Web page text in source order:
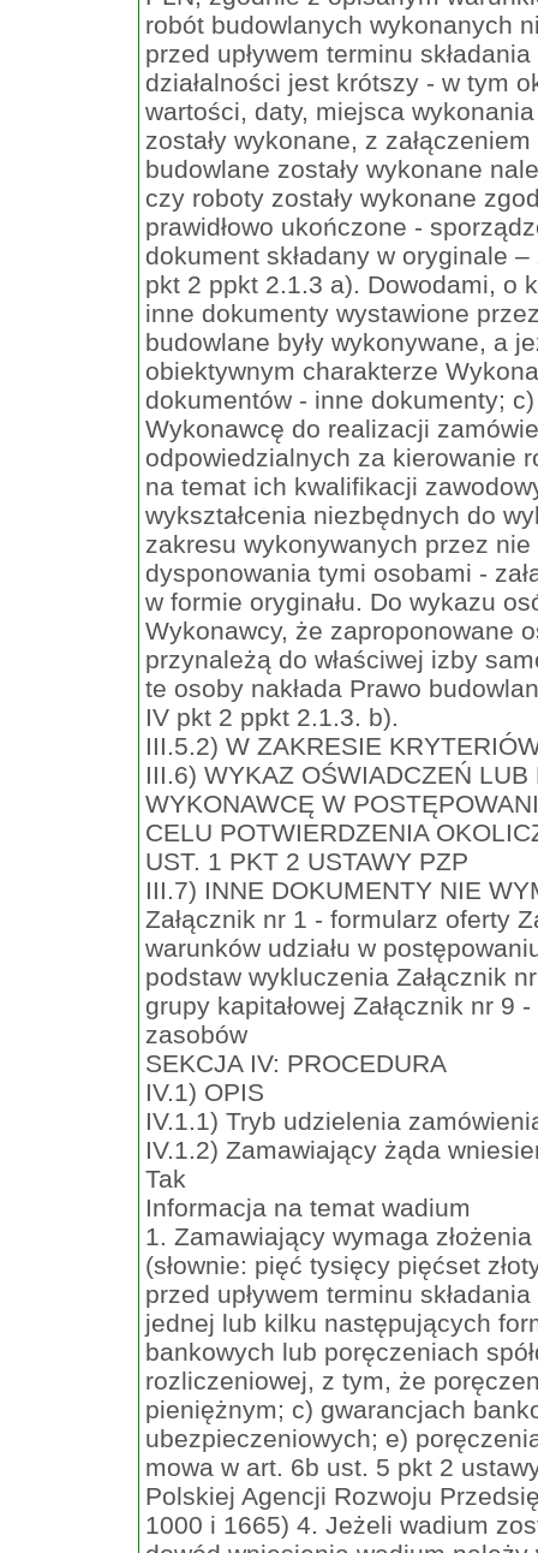
robót budowlanych wykonanych
przed upływem terminu
działalności jest krótszy - w tym
wartości, daty, miejsca
zostały wykonane, z
budowlane zostały wykonane
czy roboty zostały wykonane
prawidłowo ukończone -
dokument składany w oryginale
pkt 2 ppkt 2.1.3 a). Dowodami, o
inne dokumenty wystawione
budowlane były wykonywane, a
obiektywnym charakterze
dokumentów - inne dokumenty;
Wykonawcę do realizacji
odpowiedzialnych za kierowanie
na temat ich kwalifikacji
wykształcenia niezbędnych do
zakresu wykonywanych przez
dysponowania tymi osobami -
w formie oryginału. Do wykazu
Wykonawcy, że zaproponowane
przynależą do właściwej izby
te osoby nakłada Prawo
IV pkt 2 ppkt 2.1.3. b).
III.5.2) W ZAKRESIE
III.6) WYKAZ OŚWIADCZEŃ
WYKONAWCĘ W
CELU POTWIERDZENIA
UST. 1 PKT 2 USTAWY PZP
III.7) INNE DOKUMENTY NIE
Załącznik nr 1 - formularz oferty
warunków udziału w
podstaw wykluczenia Załącznik
grupy kapitałowej Załącznik nr
zasobów
SEKCJA IV: PROCEDURA
IV.1) OPIS
IV.1.1) Tryb udzielenia
IV.1.2) Zamawiający żąda
Tak
Informacja na temat wadium
1. Zamawiający wymaga
(słownie: pięć tysięcy pięćset
przed upływem terminu
jednej lub kilku następujących
bankowych lub poręczeniach
rozliczeniowej, z tym, że
pieniężnym; c) gwarancjach
ubezpieczeniowych; e)
mowa w art. 6b ust. 5 pkt 2
Polskiej Agencji Rozwoju
1000 i 1665) 4. Jeżeli wadium